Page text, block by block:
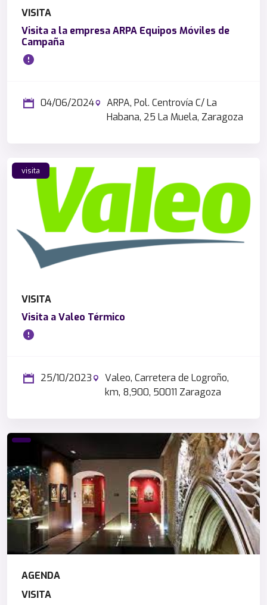
VISITA
Visita a la empresa ARPA Equipos Móviles de
Campaña
04/06/2024
ARPA, Pol. Centrovía C/ La
Habana, 25 La Muela, Zaragoza
visita
VISITA
Visita a Valeo Térmico
25/10/2023
Valeo, Carretera de Logroño,
km, 8,900, 50011 Zaragoza
AGENDA
VISITA